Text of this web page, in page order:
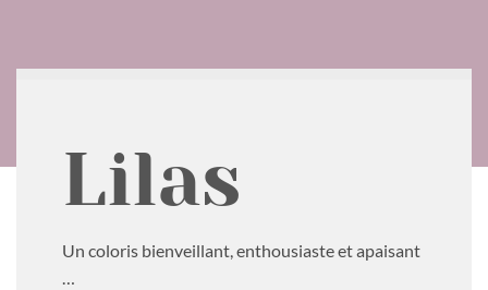
Lilas
Un coloris bienveillant, enthousiaste et apaisant
…